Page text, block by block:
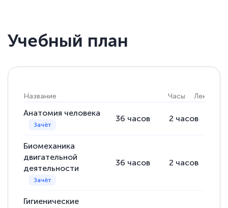
Учебный план
Название Часы Лекции
Анатомия человека
36 часов 2 часов
Биомеханика
двигательной
деятельности
36 часов 2 часов
Гигиенические